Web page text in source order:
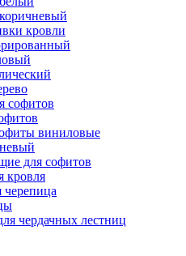
кровли
софитов
виниловые
для софитов
кровля
чердачных лестниц